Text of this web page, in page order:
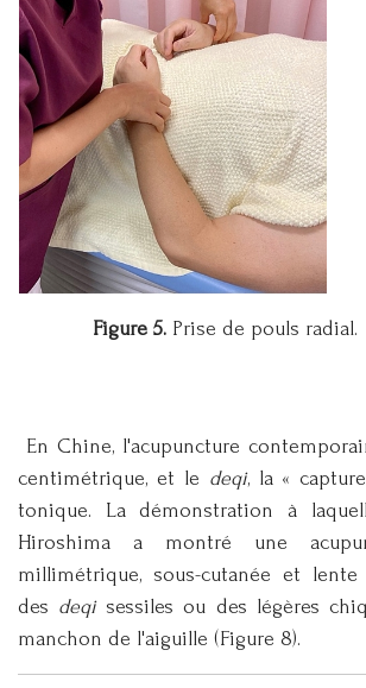
Figure 5.Prise de pouls radial.
En Chine, l'acupuncture
centimétrique, et le deqi, la «
tonique. La démonstration à
Hiroshima a montré une
millimétrique, sous-cutanée et lente
des deqisessiles ou des légères
manchon de l'aiguille (Figure 8).